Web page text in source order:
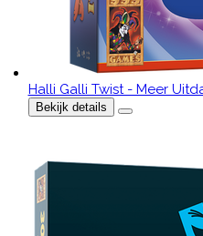
Halli Galli Twist - Meer
Bekijk details